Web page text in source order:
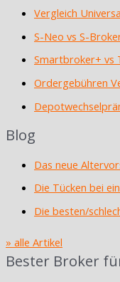
Vergleich
S-Neo vs S-
Smartbroker+ vs
Ordergebühren
Blog
Das neue
Die Tücken bei
Die besten/
» alle Artikel
Bester Broker